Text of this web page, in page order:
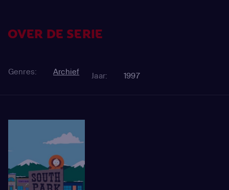
OVER DE SERIE
Genres: Archief Jaar: 1997